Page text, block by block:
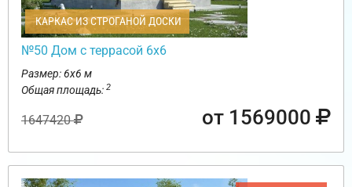
КАРКАС ИЗ СТРОГАНОЙ ДОСКИ
№50 Дом с террасой 6х6
Размер: 6х6 м
Общая площадь: 2
1647420 от 1569000